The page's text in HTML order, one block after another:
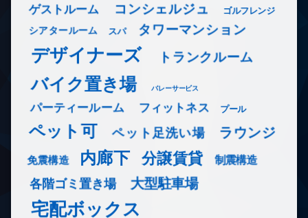
ゲストルーム コンシェルジュ ゴルフレンジ
シアタールーム スパ タワーマンション
デザイナーズ トランクルーム
バイク置き場 バレーサービス
パーティールーム フィットネス プール
ペット可 ペット足洗い場 ラウンジ
免震構造 内廊下 分譲賃貸 制震構造
各階ゴミ置き場 大型駐車場
宅配ボックス